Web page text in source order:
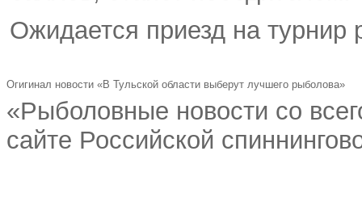
Ожидается приезд на турнир
Огигинал новости «В Тульской области выберут лучшего рыболова»
«Рыболовные новости со
сайте Российской